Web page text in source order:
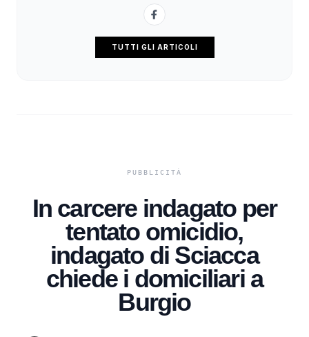
TUTTI GLI ARTICOLI
In carcere indagato per
tentato omicidio,
indagato di Sciacca
chiede i domiciliari a
Burgio